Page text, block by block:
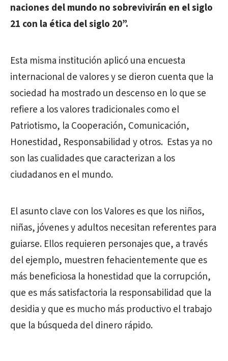
naciones del mundo no sobrevivirán en el siglo
21 con la ética del siglo 20”.
Esta misma institución aplicó una encuesta
internacional de valores y se dieron cuenta que la
sociedad ha mostrado un descenso en lo que se
refiere a los valores tradicionales como el
Patriotismo, la Cooperación, Comunicación,
Honestidad, Responsabilidad y otros. Estas ya no
son las cualidades que caracterizan a los
ciudadanos en el mundo.
El asunto clave con los Valores es que los niños,
niñas, jóvenes y adultos necesitan referentes para
guiarse. Ellos requieren personajes que, a través
del ejemplo, muestren fehacientemente que es
más beneficiosa la honestidad que la corrupción,
que es más satisfactoria la responsabilidad que la
desidia y que es mucho más productivo el trabajo
que la búsqueda del dinero rápido.